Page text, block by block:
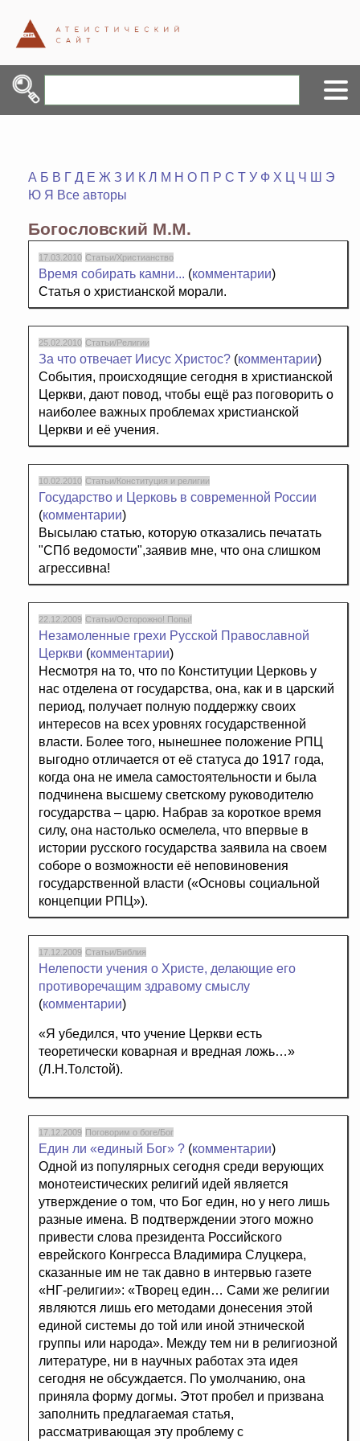
А Б В Г Д Е Ж З И К Л М Н О П Р С Т У Ф Х Ц Ч Ш
Э
Ю Я Все авторы
Богословский М.М.
17.03.2010 Статьи/Христианство
Время собирать камни... (комментарии)
Статья о христианской морали.
25.02.2010 Статьи/Религии
За что отвечает Иисус Христос? (комментарии)
События, происходящие сегодня в христианской
Церкви, дают повод, чтобы ещё раз поговорить о
наиболее важных проблемах христианской
Церкви и её учения.
10.02.2010 Статьи/Конституция и религии
Государство и Церковь в современной России
(комментарии)
Высылаю статью, которую отказались печатать
"СПб ведомости",заявив мне, что она слишком
агрессивна!
22.12.2009 Статьи/Осторожно! Попы!
Незамоленные грехи Русской Православной
Церкви (комментарии)
Несмотря на то, что по Конституции Церковь у
нас отделена от государства, она, как и в царский
период, получает полную поддержку своих
интересов на всех уровнях государственной
власти. Более того, нынешнее положение РПЦ
выгодно отличается от её статуса до 1917 года,
когда она не имела самостоятельности и была
подчинена высшему светскому руководителю
государства – царю. Набрав за короткое время
силу, она настолько осмелела, что впервые в
истории русского государства заявила на своем
соборе о возможности её неповиновения
государственной власти («Основы социальной
концепции РПЦ»).
17.12.2009 Статьи/Библия
Нелепости учения о Христе, делающие его
противоречащим здравому смыслу
(комментарии)
«Я убедился, что учение Церкви есть
теоретически коварная и вредная ложь…»
(Л.Н.Толстой).
17.12.2009 Поговорим о боге/Бог
Един ли «единый Бог» ? (комментарии)
Одной из популярных сегодня среди верующих
монотеистических религий идей является
утверждение о том, что Бог един, но у него лишь
разные имена. В подтверждении этого можно
привести слова президента Российского
еврейского Конгресса Владимира Слуцкера,
сказанные им не так давно в интервью газете
«НГ-религии»: «Творец един… Сами же религии
являются лишь его методами донесения этой
единой системы до той или иной этнической
группы или народа». Между тем ни в религиозной
литературе, ни в научных работах эта идея
сегодня не обсуждается. По умолчанию, она
приняла форму догмы. Этот пробел и призвана
заполнить предлагаемая статья,
рассматривающая эту проблему с